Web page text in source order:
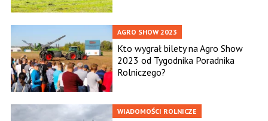
AGRO SHOW 2023
Kto wygrał bilety na Agro Show
2023 od Tygodnika Poradnika
Rolniczego?
WIADOMOŚCI ROLNICZE